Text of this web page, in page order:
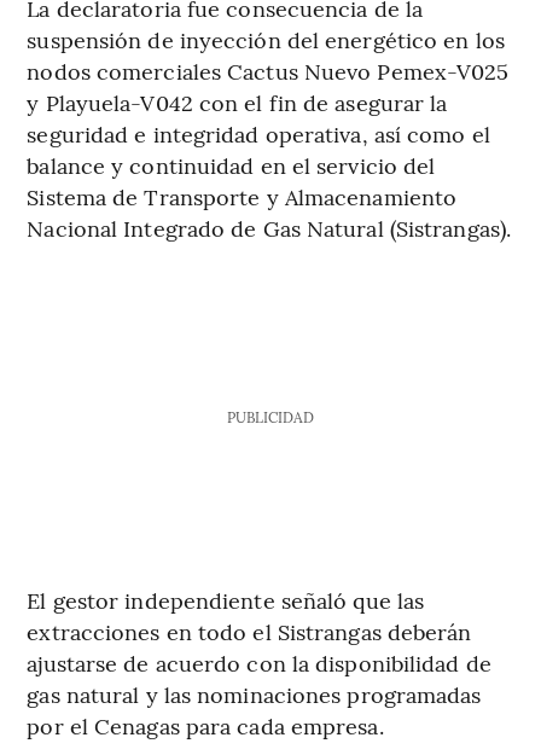
La declaratoria fue consecuencia de la
suspensión de inyección del energético en los
nodos comerciales Cactus Nuevo Pemex-V025
y Playuela-V042 con el fin de asegurar la
seguridad e integridad operativa, así como el
balance y continuidad en el servicio del
Sistema de Transporte y Almacenamiento
Nacional Integrado de Gas Natural (Sistrangas).
PUBLICIDAD
El gestor independiente señaló que las
extracciones en todo el Sistrangas deberán
ajustarse de acuerdo con la disponibilidad de
gas natural y las nominaciones programadas
por el Cenagas para cada empresa.